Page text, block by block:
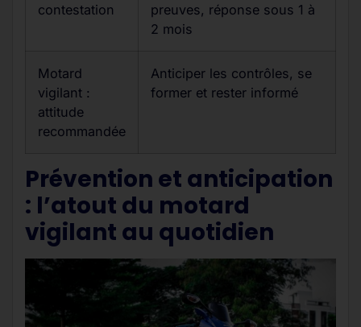
contestation
preuves, réponse sous 1 à
2 mois
Motard
vigilant :
attitude
recommandée
Anticiper les contrôles, se
former et rester informé
Prévention et anticipation
: l’atout du motard
vigilant au quotidien